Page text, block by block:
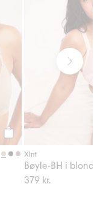
Legg til
Xlnt
Bøyle-BH i blonder
379 kr.